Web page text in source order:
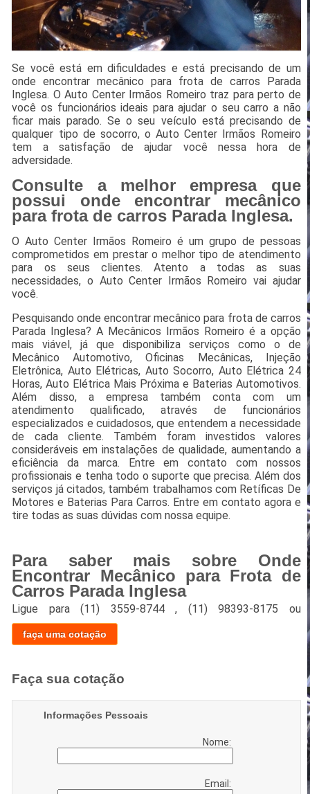
Se você está em dificuldades e está precisando de um
onde encontrar mecânico para frota de carros Parada
Inglesa. O Auto Center Irmãos Romeiro traz para perto de
você os funcionários ideais para ajudar o seu carro a não
ficar mais parado. Se o seu veículo está precisando de
qualquer tipo de socorro, o Auto Center Irmãos Romeiro
tem a satisfação de ajudar você nessa hora de
adversidade.
Consulte a melhor empresa que
possui onde encontrar mecânico
para frota de carros Parada Inglesa.
O Auto Center Irmãos Romeiro é um grupo de pessoas
comprometidos em prestar o melhor tipo de atendimento
para os seus clientes. Atento a todas as suas
necessidades, o Auto Center Irmãos Romeiro vai ajudar
você.
Pesquisando onde encontrar mecânico para frota de carros
Parada Inglesa? A Mecânicos Irmãos Romeiro é a opção
mais viável, já que disponibiliza serviços como o de
Mecânico Automotivo, Oficinas Mecânicas, Injeção
Eletrônica, Auto Elétricas, Auto Socorro, Auto Elétrica 24
Horas, Auto Elétrica Mais Próxima e Baterias Automotivos.
Além disso, a empresa também conta com um
atendimento qualificado, através de funcionários
especializados e cuidadosos, que entendem a necessidade
de cada cliente. Também foram investidos valores
consideráveis em instalações de qualidade, aumentando a
eficiência da marca. Entre em contato com nossos
profissionais e tenha todo o suporte que precisa. Além dos
serviços já citados, também trabalhamos com Retíficas De
Motores e Baterias Para Carros. Entre em contato agora e
tire todas as suas dúvidas com nossa equipe.
Para saber mais sobre Onde
Encontrar Mecânico para Frota de
Carros Parada Inglesa
Ligue para(11) 3559-8744 , (11) 98393-8175 ou
faça uma cotação
Faça sua cotação
Informações Pessoais
Nome:
Email: